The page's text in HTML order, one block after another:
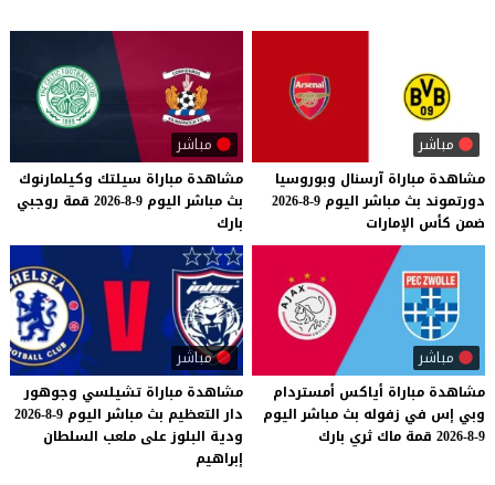
مباشر
مشاهدة مباراة آرسنال وبوروسيا
دورتموند بث مباشر اليوم 9-8-2026
ضمن كأس الإمارات
مباشر
مشاهدة مباراة سيلتك وكيلمارنوك
بث مباشر اليوم 9-8-2026 قمة روجبي
بارك
مباشر
مشاهدة مباراة أياكس أمستردام
وبي إس في زفوله بث مباشر اليوم
9-8-2026
قمة ماك ثري بارك
مباشر
مشاهدة مباراة تشيلسي وجوهور
دار التعظيم بث مباشر اليوم 9-8-2026
ودية البلوز على ملعب السلطان
إبراهيم